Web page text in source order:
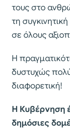
τους στο
τη
σε όλους
Η
δυστυχώς
διαφορετική!
Η Κυβέρνηση
δημόσιες